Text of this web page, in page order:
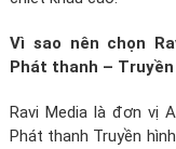
Vì sao nên chọn
Phát thanh – Truyền
Ravi Media là đơn vị
Phát thanh Truyền